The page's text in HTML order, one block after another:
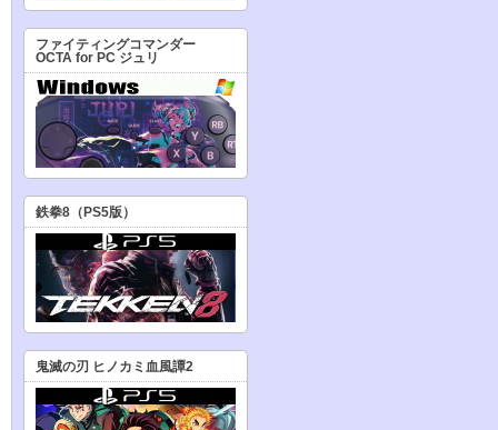
ファイティングコマンダー
OCTA for PC ジュリ
鉄拳8（PS5版）
鬼滅の刃 ヒノカミ血風譚2